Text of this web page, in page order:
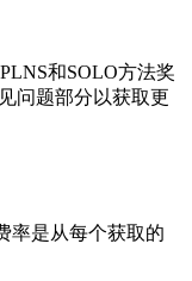
和SOLO方法奖
问题部分以获取更
率是从每个获取的